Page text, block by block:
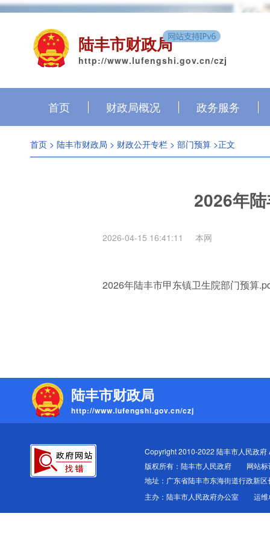
陆丰市财政局
http://www.lufengshi.gov.cn/czj
首页 财政局概况 政务服务
首页 > 陆丰市财政局 > 财政公开专栏 > 部门预算 >正文
2026年
2026-04-15 16:41:11 本网
2026年陆丰市甲东镇卫生院部门预算
陆丰市财政局
http://www.lufengshi.gov.cn/czj
Copyright 2010-2022 陆丰市人民政
版权所有：陆丰市人民政府
网站
地址：广东省陆丰市东海街道行政新
主办：陆丰市人民政府办公室
运维